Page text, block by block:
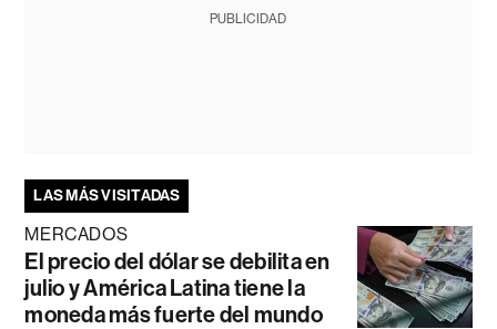
PUBLICIDAD
LAS MÁS VISITADAS
MERCADOS
El precio del dólar se debilita en
julio y América Latina tiene la
moneda más fuerte del mundo